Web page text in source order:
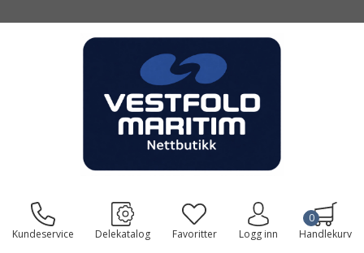
Kundeservice Delekatalog Favoritter Logg inn Handlekurv
0